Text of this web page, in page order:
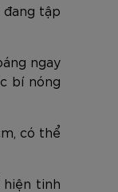
tập
ngay
bí nóng
có thể
tinh